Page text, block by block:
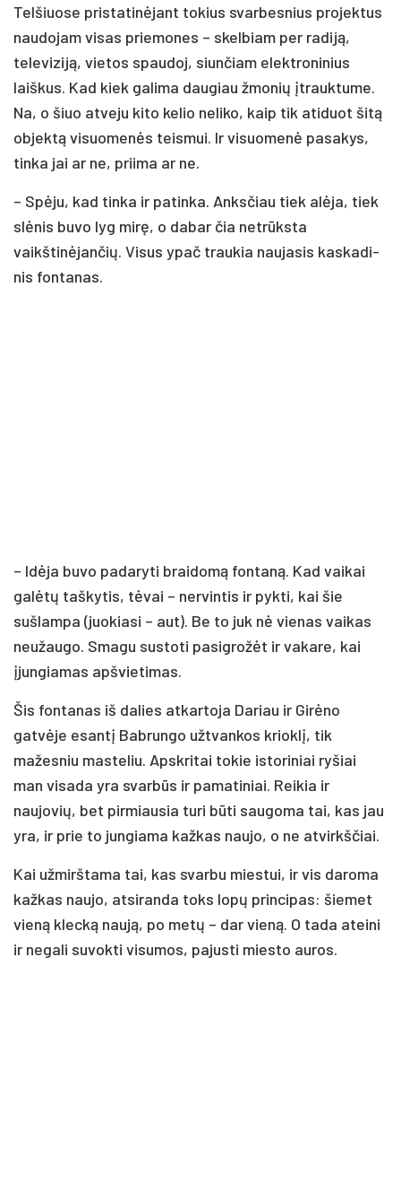
Telšiuose pristatinėjant tokius svarbesnius projektus
naudojam visas priemones – skelbiam per radiją,
televiziją, vietos spaudoj, siunčiam elektroninius
laiškus. Kad kiek galima daugiau žmonių įtrauktume.
Na, o šiuo atveju kito kelio neliko, kaip tik atiduot šitą
objektą visuomenės teismui. Ir visuomenė pasakys,
tinka jai ar ne, priima ar ne.
– Spėju, kad tinka ir patinka. Anksčiau tiek alėja, tiek
slėnis buvo lyg mirę, o dabar čia netrūksta
vaikštinėjančių. Vi­sus ypač trau­kia nau­ja­sis kas­ka­di­
nis fon­ta­nas.
– Idėja buvo padaryti braidomą fontaną. Kad vaikai
galėtų taškytis, tėvai – nervintis ir pykti, kai šie
sušlampa (juokiasi – aut). Be to juk nė vienas vaikas
neužaugo. Smagu sustoti pasigrožėt ir vakare, kai
įjungiamas apšvietimas.
Šis fontanas iš dalies atkartoja Dariau ir Girėno
gatvėje esantį Babrungo užtvankos krioklį, tik
mažesniu masteliu. Apskritai tokie istoriniai ryšiai
man visada yra svarbūs ir pamatiniai. Reikia ir
naujovių, bet pirmiausia turi būti saugoma tai, kas jau
yra, ir prie to jungiama kažkas naujo, o ne atvirkščiai.
Kai užmirštama tai, kas svarbu miestui, ir vis daroma
kažkas naujo, atsiranda toks lopų principas: šiemet
vieną klecką naują, po metų – dar vieną. O tada ateini
ir negali suvokti visumos, pajusti miesto auros.